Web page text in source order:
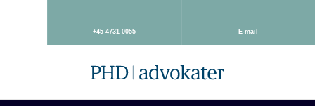
+45 4731 0055 E-mail